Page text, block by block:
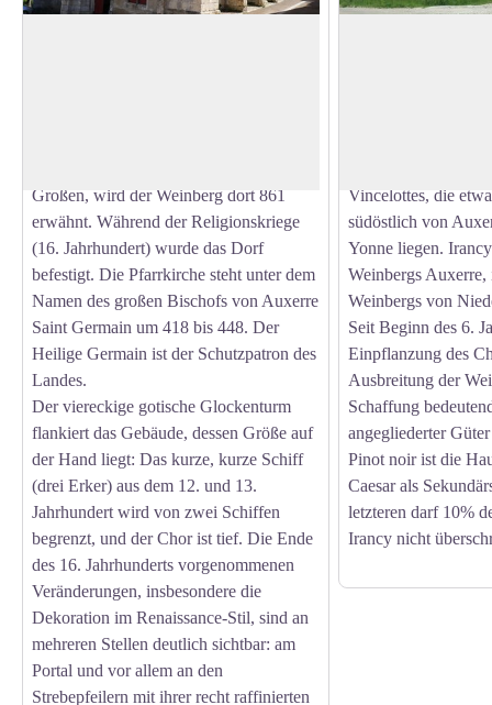
Großen, wird der Weinberg dort 861
erwähnt. Während der Religionskriege
(16. Jahrhundert) wurde das Dorf
befestigt. Die Pfarrkirche steht unter dem
Namen des großen Bischofs von Auxerre
Saint Germain um 418 bis 448. Der
Heilige Germain ist der Schutzpatron des
Landes.
Der viereckige gotische Glockenturm
flankiert das Gebäude, dessen Größe auf
der Hand liegt: Das kurze, kurze Schiff
(drei Erker) aus dem 12. und 13.
Jahrhundert wird von zwei Schiffen
begrenzt, und der Chor ist tief. Die Ende
des 16. Jahrhunderts vorgenommenen
Veränderungen, insbesondere die
Dekoration im Renaissance-Stil, sind an
mehreren Stellen deutlich sichtbar: am
Portal und vor allem an den
Strebepfeilern mit ihrer recht raffinierten
Vincelottes, die
südöstlich von
Yonne liegen.
Weinbergs Auxerre,
Weinbergs von
Seit Beginn des 6.
Einpflanzung des
Ausbreitung der
Schaffung
angegliederter
Pinot noir ist die
Caesar als
letzteren darf 10%
Irancy nicht